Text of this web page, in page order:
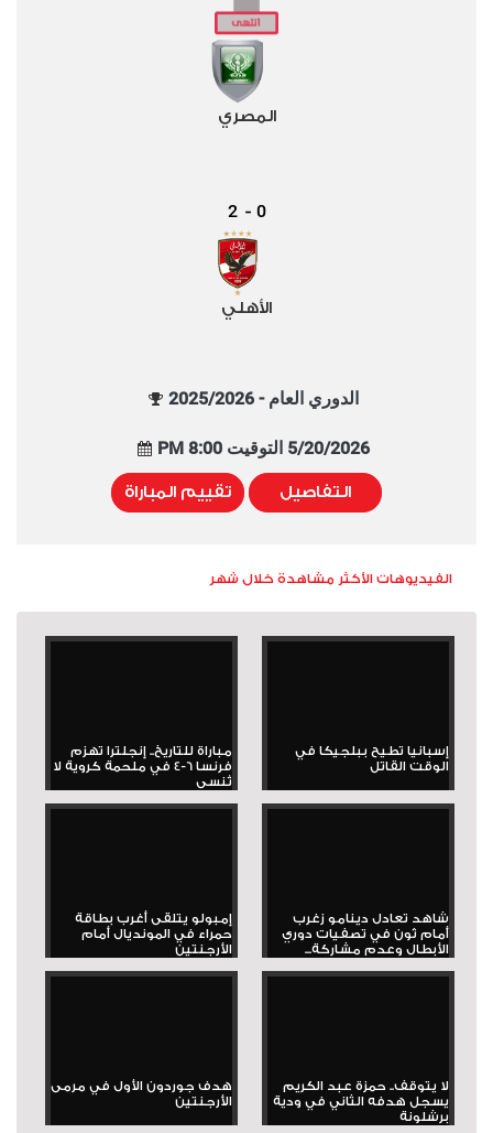
المصري
0
-
2
الأهلي
الدوري العام - 2025/2026
5/20/2026 التوقيت 8:00 PM
التفاصيل تقييم المباراة
الفيديوهات الأكثر مشاهدة خلال شهر
إسبانيا تطيح ببلجيكا في
الوقت القاتل
مباراة للتاريخ.. إنجلترا تهزم
فرنسا 6-4 في ملحمة كروية لا
تُنسى
شاهد تعادل دينامو زغرب
أمام ثون في تصفيات دوري
الأبطال وعدم مشاركة...
إمبولو يتلقى أغرب بطاقة
حمراء في المونديال أمام
الأرجنتين
لا يتوقف.. حمزة عبد الكريم
يسجل هدفه الثاني في ودية
برشلونة
هدف جوردون الأول في مرمى
الأرجنتين